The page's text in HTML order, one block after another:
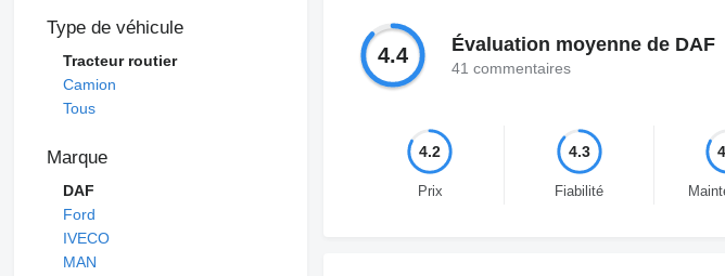
Type de véhicule
Tracteur routier
Camion
Tous
Marque
DAF
Ford
IVECO
MAN
4.4 Évaluation moyenne de DAF
41 commentaires
4.2
Prix
4.3
Fiabilité